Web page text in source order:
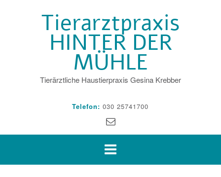
Tierarztpraxis
HINTER DER
MÜHLE
Tierärztliche Haustierpraxis Gesina Krebber
Telefon: 030 25741700